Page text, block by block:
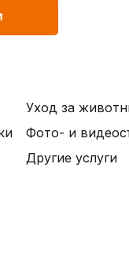
Уход за
Фото- и
Другие услуги